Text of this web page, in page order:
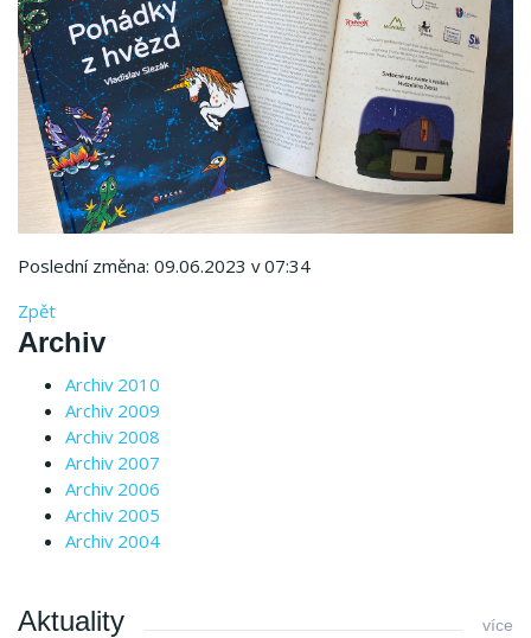
Poslední změna: 09.06.2023 v 07:34
Zpět
Archiv
Archiv 2010
Archiv 2009
Archiv 2008
Archiv 2007
Archiv 2006
Archiv 2005
Archiv 2004
Aktuality více